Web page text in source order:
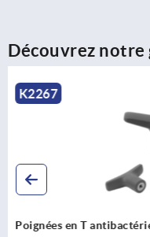
Découvrez notre
Goupille d'arrêt